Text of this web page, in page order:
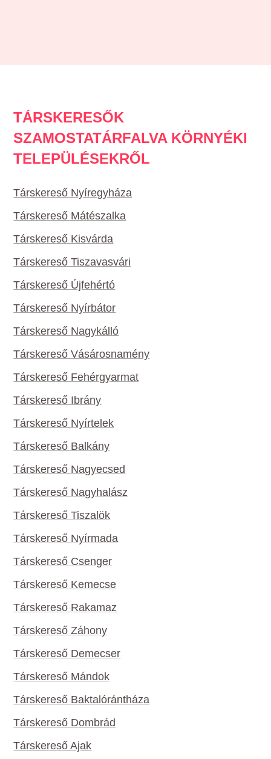
TÁRSKERESŐK
SZAMOSTATÁRFALVA KÖRNYÉKI
TELEPÜLÉSEKRŐL
Társkereső Nyíregyháza
Társkereső Mátészalka
Társkereső Kisvárda
Társkereső Tiszavasvári
Társkereső Újfehértó
Társkereső Nyírbátor
Társkereső Nagykálló
Társkereső Vásárosnamény
Társkereső Fehérgyarmat
Társkereső Ibrány
Társkereső Nyírtelek
Társkereső Balkány
Társkereső Nagyecsed
Társkereső Nagyhalász
Társkereső Tiszalök
Társkereső Nyírmada
Társkereső Csenger
Társkereső Kemecse
Társkereső Rakamaz
Társkereső Záhony
Társkereső Demecser
Társkereső Mándok
Társkereső Baktalórántháza
Társkereső Dombrád
Társkereső Ajak